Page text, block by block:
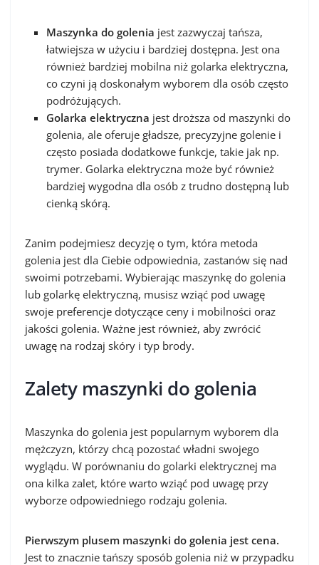
Maszynka do golenia jest zazwyczaj tańsza,
łatwiejsza w użyciu i bardziej dostępna. Jest ona
również bardziej mobilna niż golarka elektryczna,
co czyni ją doskonałym wyborem dla osób często
podróżujących.
Golarka elektryczna jest droższa od maszynki do
golenia, ale oferuje gładsze, precyzyjne golenie i
często posiada dodatkowe funkcje, takie jak np.
trymer. Golarka elektryczna może być również
bardziej wygodna dla osób z trudno dostępną lub
cienką skórą.
Zanim podejmiesz decyzję o tym, która metoda
golenia jest dla Ciebie odpowiednia, zastanów się nad
swoimi potrzebami. Wybierając maszynkę do golenia
lub golarkę elektryczną, musisz wziąć pod uwagę
swoje preferencje dotyczące ceny i mobilności oraz
jakości golenia. Ważne jest również, aby zwrócić
uwagę na rodzaj skóry i typ brody.
Zalety maszynki do golenia
Maszynka do golenia jest popularnym wyborem dla
mężczyzn, którzy chcą pozostać władni swojego
wyglądu. W porównaniu do golarki elektrycznej ma
ona kilka zalet, które warto wziąć pod uwagę przy
wyborze odpowiedniego rodzaju golenia.
Pierwszym plusem maszynki do golenia jest cena.
Jest to znacznie tańszy sposób golenia niż w przypadku